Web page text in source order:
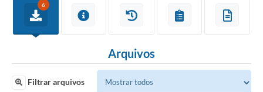
6
Arquivos
Filtrar arquivos